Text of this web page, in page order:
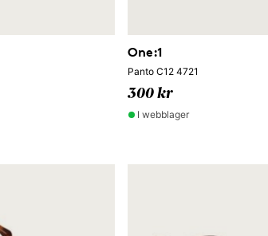
One:1
Panto C12 4721
300 kr
I webblager